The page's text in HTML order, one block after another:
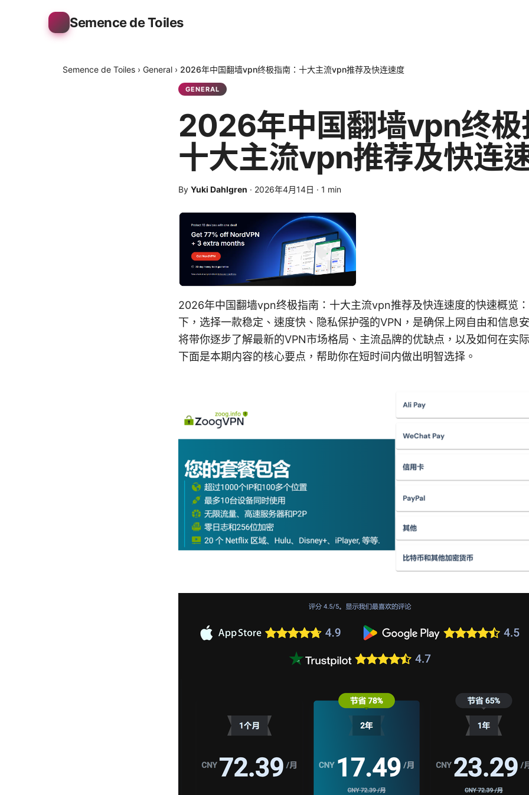
Semence de Toiles
Semence de Toiles › General › 2026年中国翻墙vpn终极指南：十大主流vpn推荐及快连速度
GENERAL
2026年中国翻墙vpn终极
十大主流vpn推荐及快连
By Yuki Dahlgren · 2026年4月14日 · 1 min
2026年中国翻墙vpn终极指南：十大主流vpn推荐及快连速度的快速概览
下，选择一款稳定、速度快、隐私保护强的VPN，是确保上网自由和信息
将带你逐步了解最新的VPN市场格局、主流品牌的优缺点，以及如何在实
下面是本期内容的核心要点，帮助你在短时间内做出明智选择。